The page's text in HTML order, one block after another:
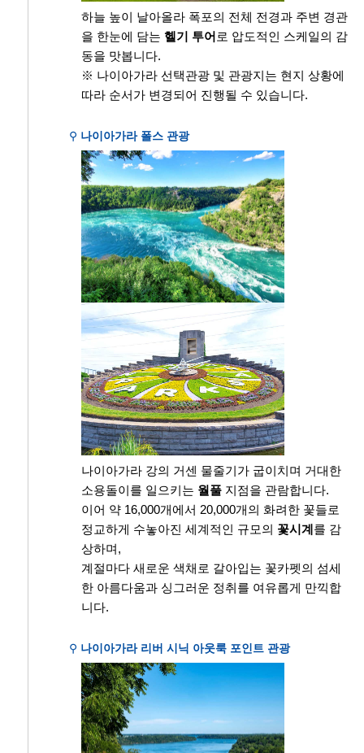
하늘 높이 날아올라 폭포의 전체 전경과 주변 경관
을 한눈에 담는 헬기 투어 로 압도적인 스케일의 감
동을 맛봅니다.
※ 나이아가라 선택관광 및 관광지는 현지 상황에
따라 순서가 변경되어 진행될 수 있습니다.
⚲ 나이아가라 폴스 관광
나이아가라 강의 거센 물줄기가 굽이치며 거대한
소용돌이를 일으키는 월풀 지점을 관람합니다.
이어 약 16,000개에서 20,000개의 화려한 꽃들로
정교하게 수놓아진 세계적인 규모의 꽃시계를 감
상하며,
계절마다 새로운 색채로 갈아입는 꽃카펫의 섬세
한 아름다움과 싱그러운 정취를 여유롭게 만끽합
니다.
⚲ 나이아가라 리버 시닉 아웃룩 포인트 관광